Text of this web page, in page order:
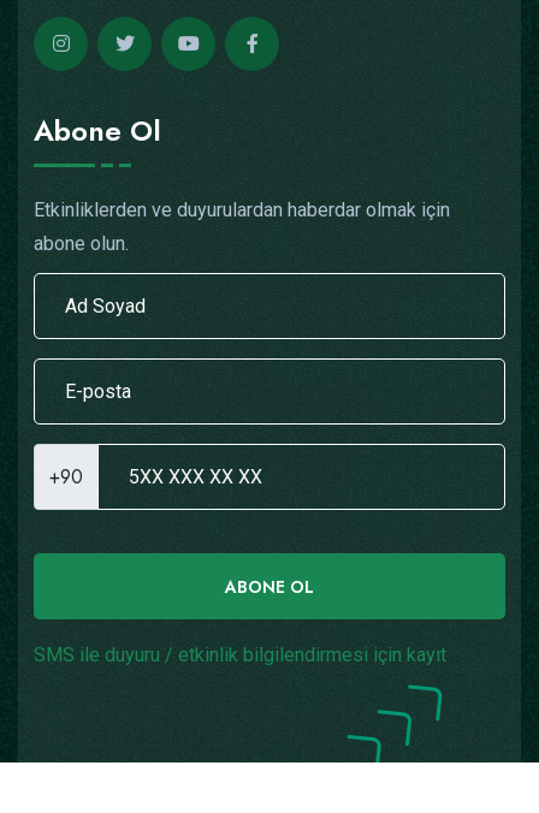
Abone Ol
Etkinliklerden ve duyurulardan haberdar olmak için
abone olun.
+90
ABONE OL
SMS ile duyuru / etkinlik bilgilendirmesi için kayıt